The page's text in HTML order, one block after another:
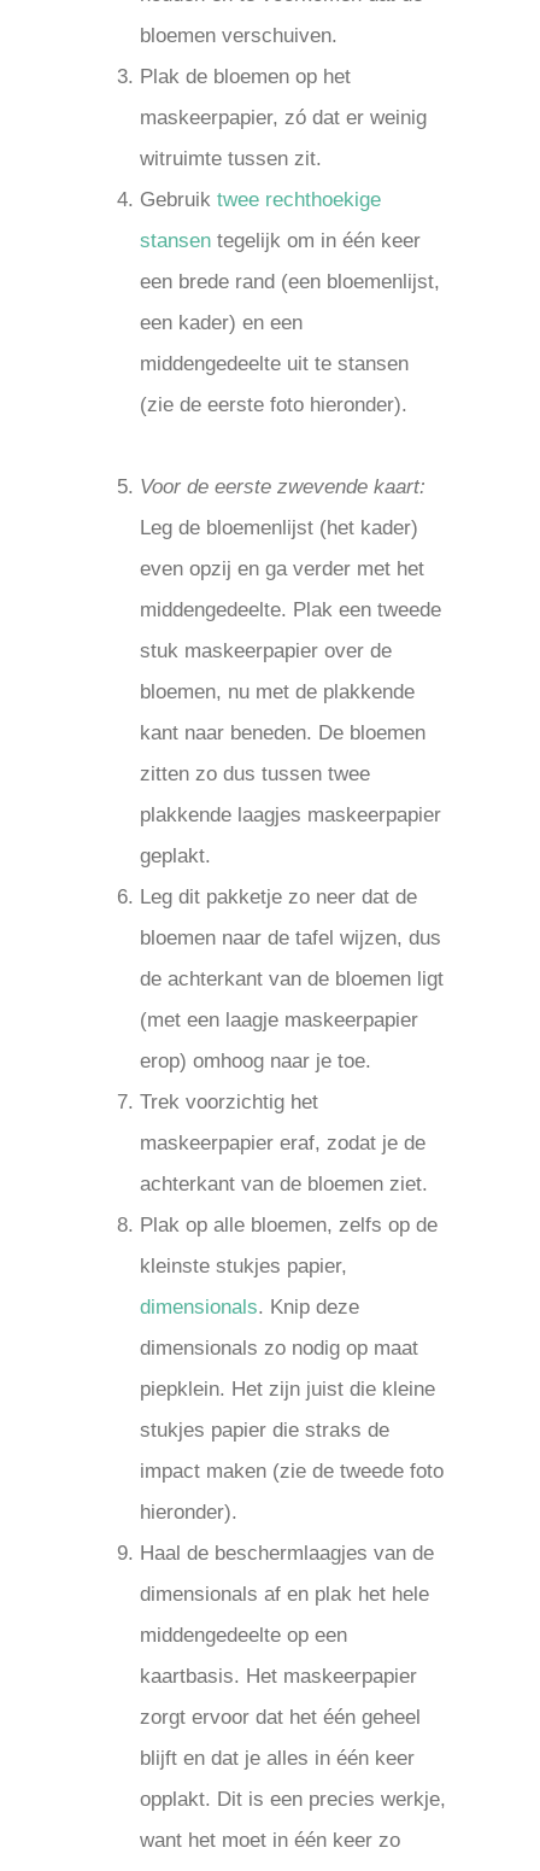
bloemen verschuiven.
Plak de bloemen op het
maskeerpapier, zó dat er weinig
witruimte tussen zit.
Gebruiktwee rechthoekige
stansen tegelijk om in één keer
een brede rand (een bloemenlijst,
een kader) en een
middengedeelte uit te stansen
(zie de eerste foto hieronder).
Voor de eerste zwevende kaart:
Leg de bloemenlijst (het kader)
even opzij en ga verder met het
middengedeelte. Plak een tweede
stuk maskeerpapier over de
bloemen, nu met de plakkende
kant naar beneden. De bloemen
zitten zo dus tussen twee
plakkende laagjes maskeerpapier
geplakt.
Leg dit pakketje zo neer dat de
bloemen naar de tafel wijzen, dus
de achterkant van de bloemen ligt
(met een laagje maskeerpapier
erop) omhoog naar je toe.
Trek voorzichtig het
maskeerpapier eraf, zodat je de
achterkant van de bloemen ziet.
Plak op alle bloemen, zelfs op de
kleinste stukjes papier,
dimensionals. Knip deze
dimensionals zo nodig op maat
piepklein. Het zijn juist die kleine
stukjes papier die straks de
impact maken (zie de tweede foto
hieronder).
Haal de beschermlaagjes van de
dimensionals af en plak het hele
middengedeelte op een
kaartbasis. Het maskeerpapier
zorgt ervoor dat het één geheel
blijft en dat je alles in één keer
opplakt. Dit is een precies werkje,
want het moet in één keer zo